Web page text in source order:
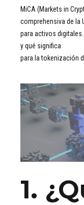
MiCA (Markets in
comprehensiva de la
para activos
y qué significa
para la tokenización
1.